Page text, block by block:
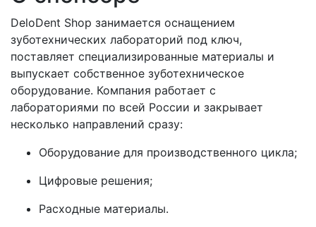
DeloDent Shop занимается оснащением
зуботехнических лабораторий под ключ,
поставляет специализированные материалы и
выпускает собственное зуботехническое
оборудование. Компания работает с
лабораториями по всей России и закрывает
несколько направлений сразу:
Оборудование для производственного цикла;
Цифровые решения;
Расходные материалы.